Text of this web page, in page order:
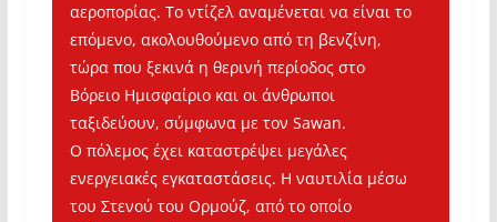
αεροπορίας. Το ντίζελ αναμένεται να είναι το
επόμενο, ακολουθούμενο από τη βενζίνη,
τώρα που ξεκινά η θερινή περίοδος στο
Βόρειο Ημισφαίριο και οι άνθρωποι
ταξιδεύουν, σύμφωνα με τον Sawan.
Ο πόλεμος έχει καταστρέψει μεγάλες
ενεργειακές εγκαταστάσεις. Η ναυτιλία μέσω
του Στενού του Ορμούζ, από το οποίο